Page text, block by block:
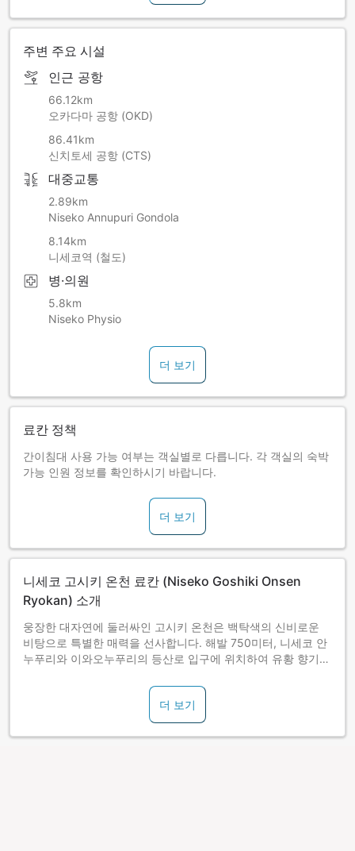
주변 주요 시설
인근 공항
66.12km
오카다마 공항 (OKD)
86.41km
신치토세 공항 (CTS)
대중교통
2.89km
Niseko Annupuri Gondola
8.14km
니세코역 (철도)
병·의원
5.8km
Niseko Physio
더 보기
료칸 정책
간이침대 사용 가능 여부는 객실별로 다릅니다. 각 객실의 숙박
가능 인원 정보를 확인하시기 바랍니다.
더 보기
니세코 고시키 온천 료칸 (Niseko Goshiki Onsen
Ryokan) 소개
웅장한 대자연에 둘러싸인 고시키 온천은 백탁색의 신비로운
비탕으로 특별한 매력을 선사합니다. 해발 750미터, 니세코 안
누푸리와 이와오누푸리의 등산로 입구에 위치하여 유황 향기가
시청 가능합니다. 본관 객실은 지상파만 시청 가능합니다. 11월
부터 4월까지는 동절기 난방 요금으로 1객실당 1,500엔(세금
포함)이 별도로 부과됩니다.
더 보기